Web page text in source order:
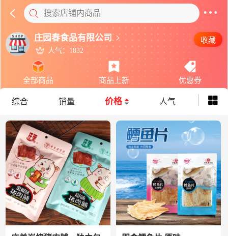
搜索店铺内商品
庄园春食品有限公司
人气：1832
收藏
全部商品 商品上新 优惠券
综合 销量 价格 人气